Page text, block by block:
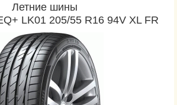
Летние шины
LK01 205/55 R16 94V XL FR